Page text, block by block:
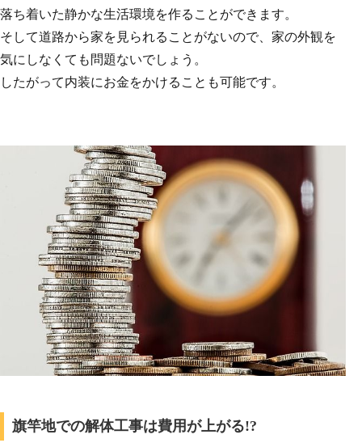
落ち着いた静かな生活環境を作ることができます。
そして道路から家を見られることがないので、家の外観を
気にしなくても問題ないでしょう。
したがって内装にお金をかけることも可能です。
旗竿地での解体工事は費用が上がる!?